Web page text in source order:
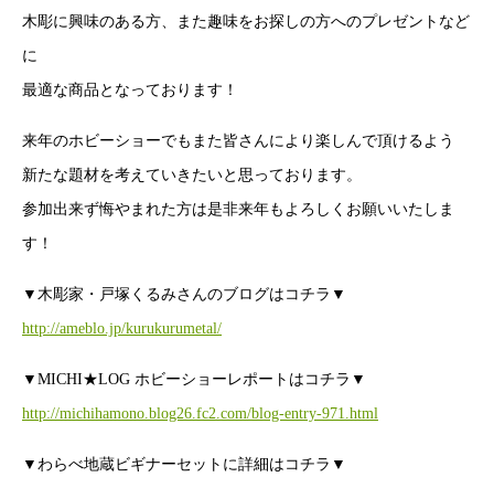
木彫に興味のある方、また趣味をお探しの方へのプレゼントなど
に
最適な商品となっております！
来年のホビーショーでもまた皆さんにより楽しんで頂けるよう
新たな題材を考えていきたいと思っております。
参加出来ず悔やまれた方は是非来年もよろしくお願いいたしま
す！
▼木彫家・戸塚くるみさんのブログはコチラ▼
http://ameblo.jp/kurukurumetal/
▼MICHI★LOG ホビーショーレポートはコチラ▼
http://michihamono.blog26.fc2.com/blog-entry-971.html
▼わらべ地蔵ビギナーセットに詳細はコチラ▼